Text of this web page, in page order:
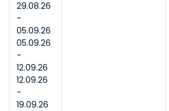
29.08.26
-
05.09.26
05.09.26
-
12.09.26
12.09.26
-
19.09.26